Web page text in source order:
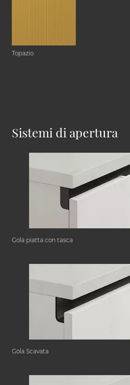
Topazio
Sistemi di apertura
Gola piatta con tasca
Gola Scavata